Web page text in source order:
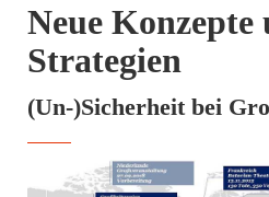
Neue Konzepte
Strategien
(Un-)Sicherheit bei